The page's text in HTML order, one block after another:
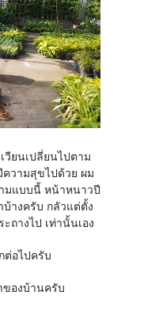
วียนเปลี่ยนไปตาม
วามสุขไปด้วย ผม
มแบบนี้ หน้าหนาวปี
บ้างครับ กลัวแต่ตั้ง
ถางไป เท่านั้นเอง
ต่อไปครับ
ของบ้านครับ